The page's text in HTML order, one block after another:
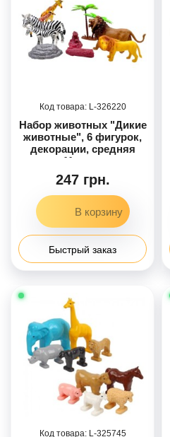
326220
Набор животных "Дикие
животные", 6 фигурок,
декорации, средняя
длина 11 см, в пакете
247 грн.
Быстрый заказ
325745